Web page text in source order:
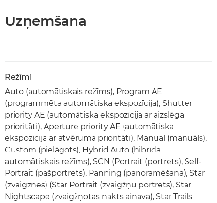
Uzņemšana
Režīmi
Auto (automātiskais režīms), Program AE
(programmēta automātiska ekspozīcija), Shutter
priority AE (automātiska ekspozīcija ar aizslēga
prioritāti), Aperture priority AE (automātiska
ekspozīcija ar atvēruma prioritāti), Manual (manuāls),
Custom (pielāgots), Hybrid Auto (hibrīda
automātiskais režīms), SCN (Portrait (portrets), Self-
Portrait (pašportrets), Panning (panoramēšana), Star
(zvaigznes) (Star Portrait (zvaigžņu portrets), Star
Nightscape (zvaigžņotas nakts ainava), Star Trails